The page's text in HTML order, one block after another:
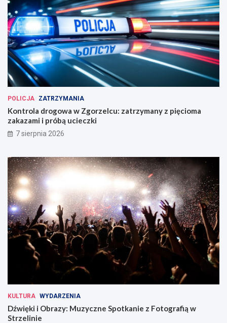
POLICJA ZATRZYMANIA
Kontrola drogowa w Zgorzelcu: zatrzymany z pięcioma
zakazami i próbą ucieczki
7 sierpnia 2026
KULTURA WYDARZENIA
Dźwięki i Obrazy: Muzyczne Spotkanie z Fotografią w
Strzelinie